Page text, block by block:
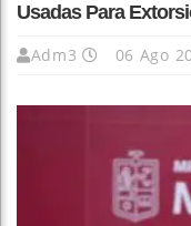
Usadas Para
Adm3 06 Ago